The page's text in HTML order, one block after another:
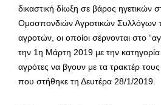
δικαστική δίωξη σε βάρος ηγετικών
Ομοσπονδιών Αγροτικών Συλλόγων
αγροτών, οι οποίοι σέρνονται στο
την 1η Μάρτη 2019 με την κατηγορία
αγρότες να βγουν με τα τρακτέρ
που στήθηκε τη Δευτέρα 28/1/2019.